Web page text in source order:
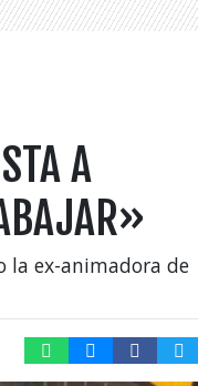
A
la ex-animadora de